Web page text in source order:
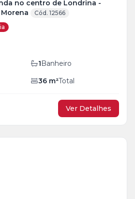
no centro de Londrina -
Cód. 12566
1 Banheiro
36 m²Total
Ver Detalhes